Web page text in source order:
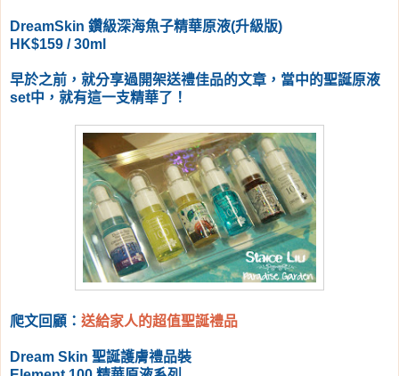
DreamSkin 鑽級深海魚子精華原液(升級版)
HK$159 / 30ml
早於之前，就分享過開架送禮佳品的文章，當中的聖誕原液
set中，就有這一支精華了！
爬文回顧： 送給家人的超值聖誕禮品
Dream Skin 聖誕護膚禮品裝